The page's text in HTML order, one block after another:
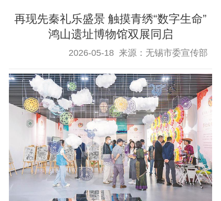
公示公告
告
政策法规
工作动态
理论武装
理论学习 宣传宣讲 研究阐释
哲学社科
社科强省 工作通知
成果集萃
再现先秦礼乐盛景 触摸青绣“数字生命”
鸿山遗址博物馆双展同启
2026-05-18 来源：无锡市委宣传部